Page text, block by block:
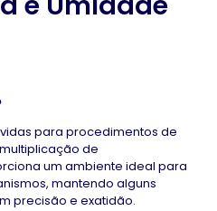
para procedimentos de
de
um ambiente ideal para
mantendo alguns
precisão e exatidão.